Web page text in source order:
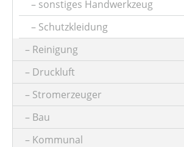
sonstiges Handwerkzeug
Schutzkleidung
Reinigung
Druckluft
Stromerzeuger
Bau
Kommunal